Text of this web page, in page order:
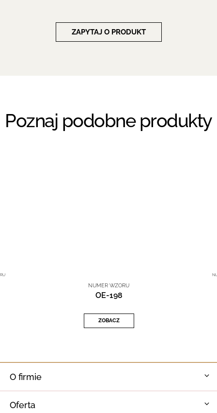
ZAPYTAJ O PRODUKT
Poznaj podobne produkty
NUMER WZORU
OE-198
ZOBACZ
O firmie
Oferta